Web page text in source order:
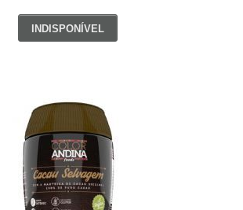
INDISPONÍVEL